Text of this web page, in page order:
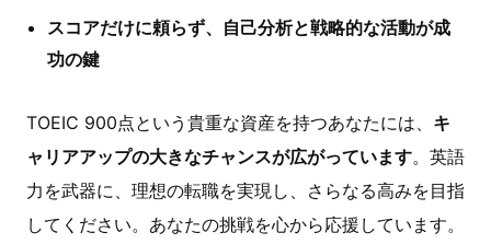
スコアだけに頼らず、自己分析と戦略的な活動が成
功の鍵
TOEIC 900点という貴重な資産を持つあなたには、 キ
ャリアアップの大きなチャンスが広がっています。英語
力を武器に、理想の転職を実現し、さらなる高みを目指
してください。あなたの挑戦を心から応援しています。